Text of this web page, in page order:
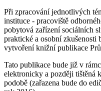
Při zpracování jednotlivých
instituce - pracoviště
pobytová zařízení sociálních
praktické a osobní
vytvoření knižní publikace
Tato publikace bude již v
elektronicky a později tištěná
podobě (zařazena bude do